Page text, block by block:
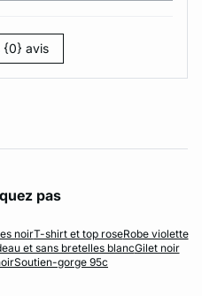
{0} avis
pas
noirT-shirt et top roseRobe violette
et sans bretelles blancGilet noir
Soutien-gorge 95c